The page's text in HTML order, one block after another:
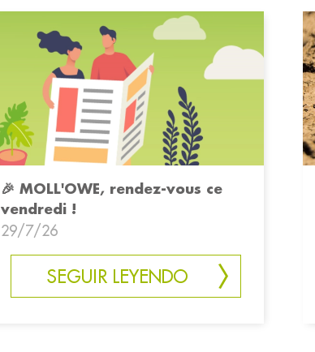
🎉 MOLL'OWE, rendez-vous ce
vendredi !
29/7/26
SEGUIR LEYENDO